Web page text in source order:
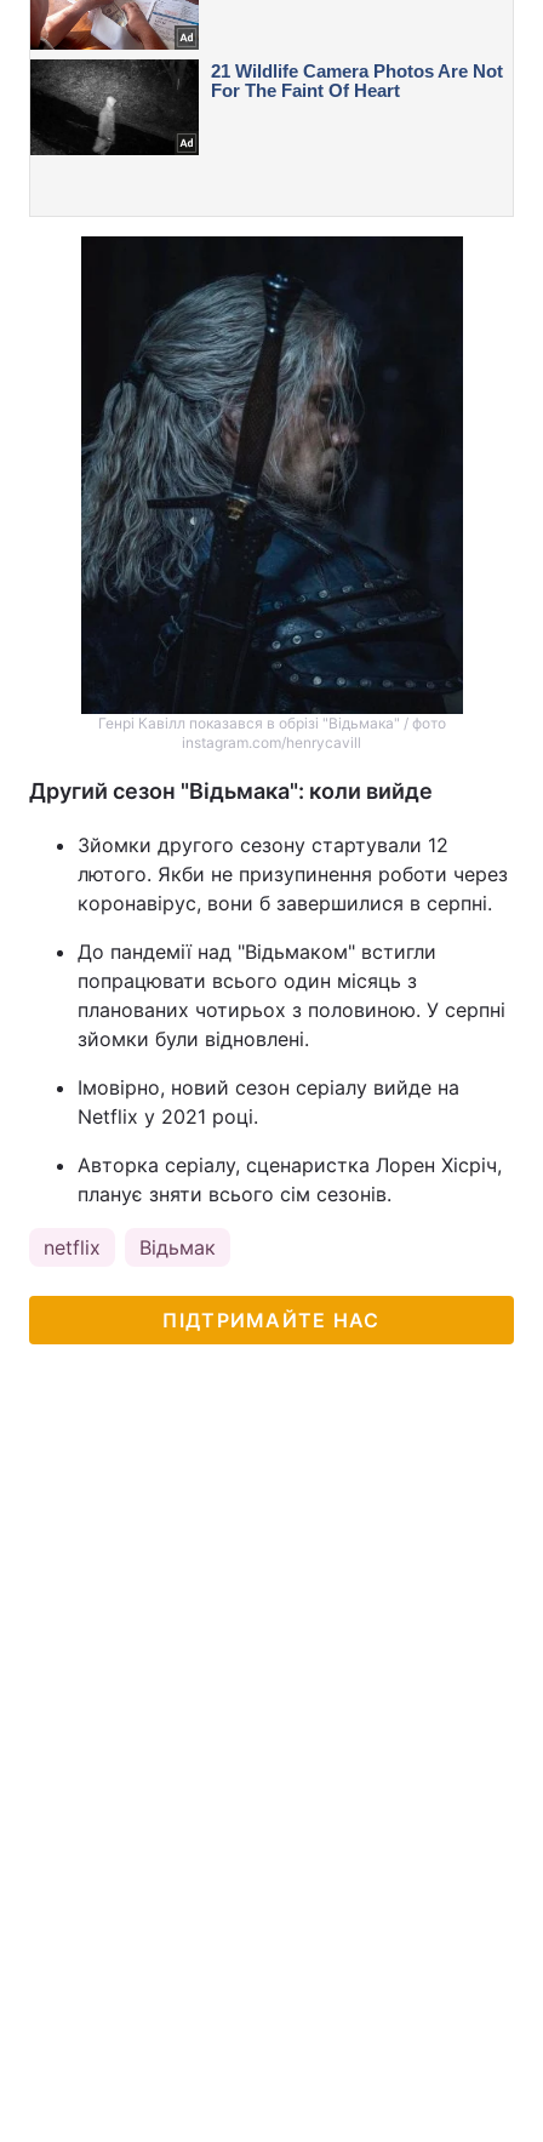
Генрі Кавілл показався в обрізі "Відьмака" / фото
instagram.com/henrycavill
Другий сезон "Відьмака": коли вийде
Зйомки другого сезону стартували 12
лютого. Якби не призупинення роботи через
коронавірус, вони б завершилися в серпні.
До пандемії над "Відьмаком" встигли
попрацювати всього один місяць з
планованих чотирьох з половиною. У серпні
зйомки були відновлені.
Імовірно, новий сезон серіалу вийде на
Netflix у 2021 році.
Авторка серіалу, сценаристка Лорен Хісріч,
планує зняти всього сім сезонів.
netflix Відьмак
ПІДТРИМАЙТЕ НАС